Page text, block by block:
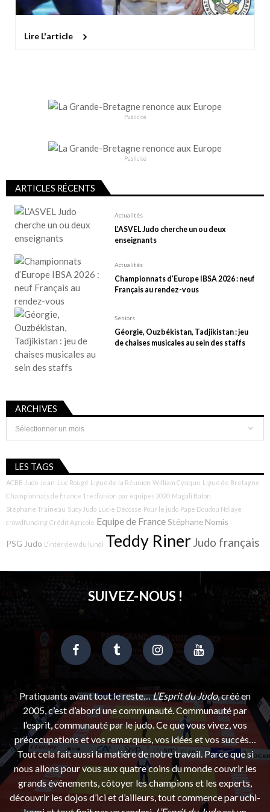
Lire L'article
Publicité
Publicité
ARTICLES RÉCENTS
Actualités
L’ASVEL Judo cherche un ou deux
enseignants
Actualités
Championnats d’Europe IBSA 2026 : neuf
Français au rendez-vous
Seniors
Géorgie, Ouzbékistan, Tadjikistan : jeu
de chaises musicales au sein des staffs
ARCHIVES
Archives
LES TAGS
ACBB Judo Jean-Luc Rougé Ligue de la Réunion William Cysique Ligue de Bretagne
Championnats de France 1re division par équipes 2020 Magali Baton
Stéphane Traineau Sucy Judo Lucie Décosse Pour le judo Pape Doudou Ndiaye
crowdfunding Crédit Agricole Equipe de FranceStéphane Nomis
PSG Judo L'interview du lundi Teddy RinerJudo français
SUIVEZ-NOUS !
Pratiquants avant tout le reste…L’Esprit du Judo, créé en
2005, c’est d’abord une communauté. Communauté par
l’esprit, communauté par le judo. Ce que vous vivez, vos
préoccupations et vos remarques, vos idées et vos succès…
Tout cela fait aussi la matière de notre travail. Parce que si
nous allons pour vous aux quatre coins du monde couvrir les
grands événements, côtoyer les champions et les experts,
découvrir les dojos d’ici et d’ailleurs, tout commence par uchi-